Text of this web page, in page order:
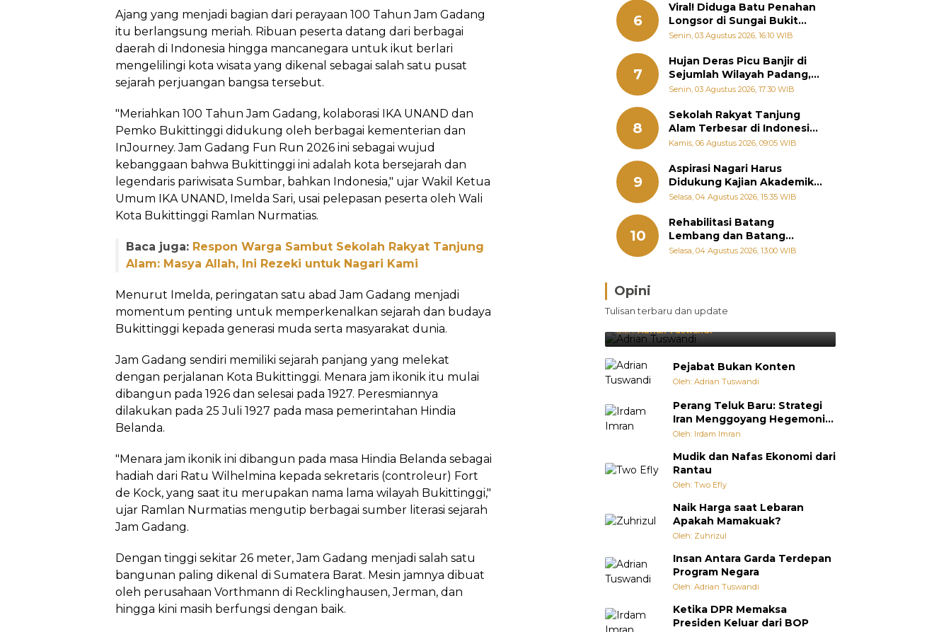
Ajang yang menjadi bagian dari perayaan 100 Tahun Jam Gadang
itu berlangsung meriah. Ribuan peserta datang dari berbagai
daerah di Indonesia hingga mancanegara untuk ikut berlari
mengelilingi kota wisata yang dikenal sebagai salah satu pusat
sejarah perjuangan bangsa tersebut.
"Meriahkan 100 Tahun Jam Gadang, kolaborasi IKA UNAND dan
Pemko Bukittinggi didukung oleh berbagai kementerian dan
InJourney. Jam Gadang Fun Run 2026 ini sebagai wujud
kebanggaan bahwa Bukittinggi ini adalah kota bersejarah dan
legendaris pariwisata Sumbar, bahkan Indonesia," ujar Wakil Ketua
Umum IKA UNAND, Imelda Sari, usai pelepasan peserta oleh Wali
Kota Bukittinggi Ramlan Nurmatias.
Baca juga: Respon Warga Sambut Sekolah Rakyat Tanjung
Alam: Masya Allah, Ini Rezeki untuk Nagari Kami
Menurut Imelda, peringatan satu abad Jam Gadang menjadi
momentum penting untuk memperkenalkan sejarah dan budaya
Bukittinggi kepada generasi muda serta masyarakat dunia.
Jam Gadang sendiri memiliki sejarah panjang yang melekat
dengan perjalanan Kota Bukittinggi. Menara jam ikonik itu mulai
dibangun pada 1926 dan selesai pada 1927. Peresmiannya
dilakukan pada 25 Juli 1927 pada masa pemerintahan Hindia
Belanda.
"Menara jam ikonik ini dibangun pada masa Hindia Belanda sebagai
hadiah dari Ratu Wilhelmina kepada sekretaris (controleur) Fort
de Kock, yang saat itu merupakan nama lama wilayah Bukittinggi,"
ujar Ramlan Nurmatias mengutip berbagai sumber literasi sejarah
Jam Gadang.
Dengan tinggi sekitar 26 meter, Jam Gadang menjadi salah satu
bangunan paling dikenal di Sumatera Barat. Mesin jamnya dibuat
oleh perusahaan Vorthmann di Recklinghausen, Jerman, dan
hingga kini masih berfungsi dengan baik.
Kemiskinan
6
Viral! Diduga Batu Penahan
Longsor di Sungai Bukit
Nago Padang Diambil, Warga
Senin, 03 Agustus 2026, 16:10 WIB
7
Hujan Deras Picu Banjir di
Sejumlah Wilayah Padang,
Fadly Amran Perintahkan
Senin, 03 Agustus 2026, 17:30 WIB
8
Sekolah Rakyat Tanjung
Alam Terbesar di Indonesia,
Groundbreaking September
Kamis, 06 Agustus 2026, 09:05 WIB
9
Aspirasi Nagari Harus
Didukung Kajian Akademik,
Zigo Rolanda: Agar Mudah
Kementerian
Selasa, 04 Agustus 2026, 15:35 WIB
10
Rehabilitasi Batang
Lembang dan Batang
Gawan Segera Dimulai, Zigo
Selasa, 04 Agustus 2026, 13:00 WIB
Opini
Tulisan terbaru dan update
Brasil Lebih Diunggulkan, tetapi
Jepang Selalu Punya Cara Membuat
Kejutan
Oleh:Adrian Tuswandi
Pejabat Bukan Konten
Oleh: Adrian Tuswandi
Perang Teluk Baru: Strategi
Iran Menggoyang Hegemoni
AS dari Dalam
Oleh: Irdam Imran
Mudik dan Nafas Ekonomi dari
Rantau
Oleh: Two Efly
Naik Harga saat Lebaran
Apakah Mamakuak?
Oleh: Zuhrizul
Insan Antara Garda Terdepan
Program Negara
Oleh: Adrian Tuswandi
Ketika DPR Memaksa
Presiden Keluar dari BOP